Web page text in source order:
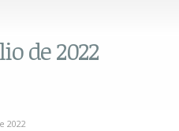
de 2022
2022